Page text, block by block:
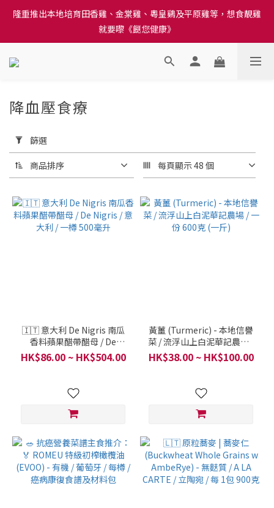
訂單結帳注意事項：送貨方法中選擇區域 - 然後當填寫地址時, 請
小心選擇分區及區域, 因資料錯誤會影響前往結帳
隆重推出本地培育田香雞、金棠雞、粵皇鷄及平原雞等，想食靚雞
就要嚟《餸您健康》
訂單結帳注意事項：送貨方法中選擇區域 - 然後當填寫地址時, 請
用
篩
選
價格
(HK$)
降血壓食療
篩選
商品排序 每頁顯示 48 個
🇮🇹 意大利 De Nigris 南瓜
香料蘋果醋帶醋母 / De
Nigris / 意大利 / 一樽 500毫
升
HK$86.00 ~ HK$504.00
黃薑 (Turmeric) - 本地信譽
菜 / 流浮山上白泥華記農場 /
一份 600克 (一斤)
HK$38.00 ~ HK$100.00